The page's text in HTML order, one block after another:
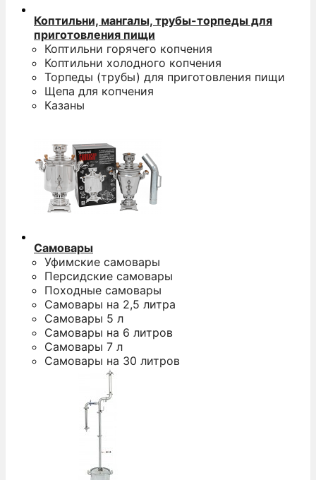
Коптильни, мангалы, трубы-торпеды для
приготовления пищи
Коптильни горячего копчения
Коптильни холодного копчения
Торпеды (трубы) для приготовления пищи
Щепа для копчения
Казаны
Самовары
Уфимские самовары
Персидские самовары
Походные самовары
Самовары на 2,5 литра
Самовары 5 л
Самовары на 6 литров
Самовары 7 л
Самовары на 30 литров